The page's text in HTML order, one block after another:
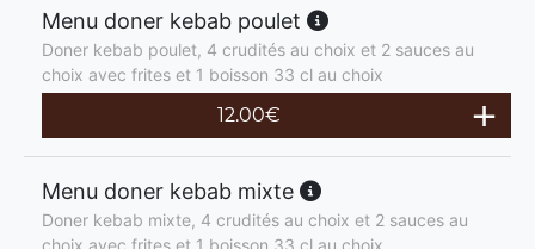
Menu doner kebab poulet
Doner kebab poulet, 4 crudités au choix et 2 sauces au
choix avec frites et 1 boisson 33 cl au choix
12.00€
Menu doner kebab mixte
Doner kebab mixte, 4 crudités au choix et 2 sauces au
choix avec frites et 1 boisson 33 cl au choix